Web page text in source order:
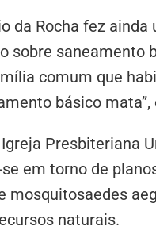
da Rocha fez ainda
sobre saneamento
comum que
básico
Presbiteriana
em torno de
naturais.